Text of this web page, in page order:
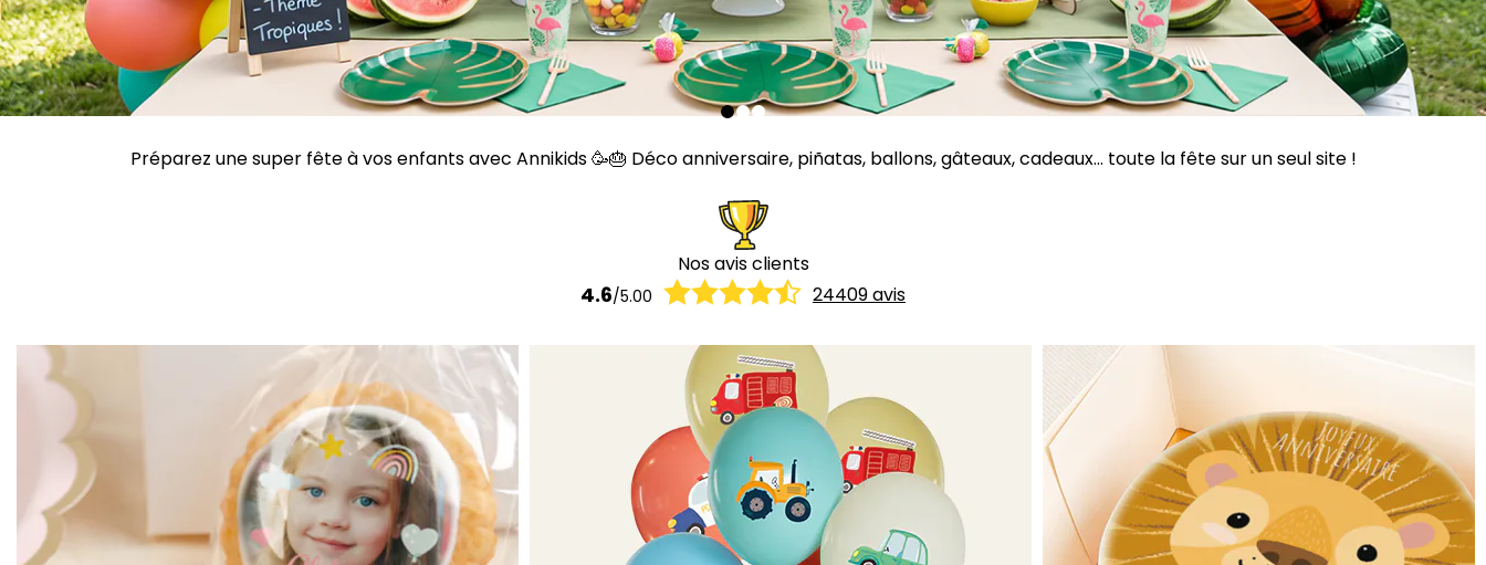
Préparez une super fête à vos enfants avec Annikids 🥳🎂 Déco anniversaire, piñatas, ballons, gâteaux, cadeaux... toute la fête sur un seul site !
Nos avis clients
4.6/5.00 24409avis